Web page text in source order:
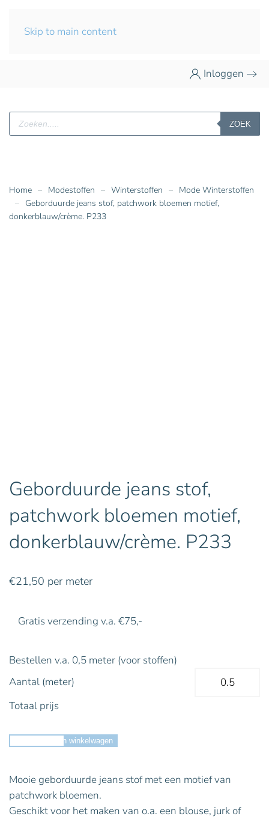
Skip to main content
Inloggen
Producten
zoeken
ZOEK
Home Modestoffen Winterstoffen
Mode Winterstoffen
Geborduurde jeans stof, patchwork bloemen motief,
donkerblauw/crème. P233
Geborduurde jeans stof,
patchwork bloemen motief,
donkerblauw/crème. P233
€21,50 per meter
Gratis verzending v.a. €75,-
Bestellen v.a. 0,5 meter (voor stoffen)
Aantal (meter)
Totaal prijs
Toevoegen aan winkelwagen
Mooie geborduurde jeans stof met een motief van
patchwork bloemen.
Geschikt voor het maken van o.a. een blouse, jurk of